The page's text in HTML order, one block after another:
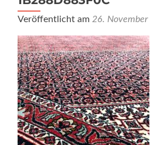
Veröffentlicht am 26.